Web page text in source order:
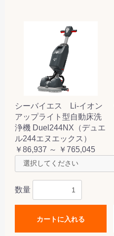
シーバイエス Li-イオン
アップライト型自動床洗
浄機 Duel244NX（デュエ
ル244エヌエックス）
￥86,937 ～ ￥765,045
数量
カートに入れる